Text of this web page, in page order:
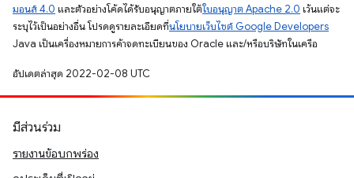
มอนส์ 4.0 และตัวอย่างโค้ดได้รับอนุญาตภายใต้ใบอนุญาต Apache 2.0 เว้นแต่จะ
ระบุไว้เป็นอย่างอื่น โปรดดูรายละเอียดที่นโยบายเว็บไซต์ Google Developers
Java เป็นเครื่องหมายการค้าจดทะเบียนของ Oracle และ/หรือบริษัทในเครือ
อัปเดตล่าสุด 2022-02-08 UTC
มีส่วนร่วม
รายงานข้อบกพร่อง